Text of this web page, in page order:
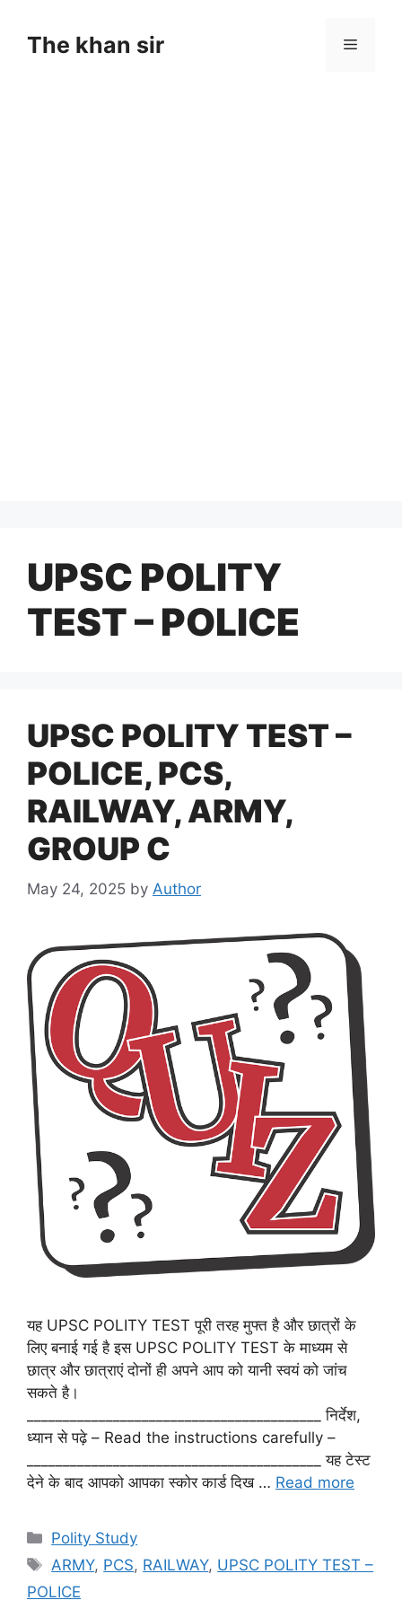
contentThe khan sir Menu
UPSC POLITY
TEST – POLICE
UPSC POLITY TEST –
POLICE, PCS,
RAILWAY, ARMY,
GROUP C
May 24, 2025 by Author
यह UPSC POLITY TEST पूरी तरह मुफ्त है और छात्रों के
लिए बनाई गई है इस UPSC POLITY TEST के माध्यम से
छात्र और छात्राएं दोनों ही अपने आप को यानी स्वयं को जांच
सकते है।
_________________________________________ निर्देश,
ध्यान से पढ़े – Read the instructions carefully –
_________________________________________ यह टेस्ट
देने के बाद आपको आपका स्कोर कार्ड दिख … Read more
Categories
Polity Study
Tags
ARMY, PCS, RAILWAY, UPSC POLITY TEST –
POLICE